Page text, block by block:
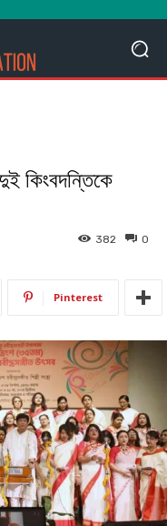
কিংবদন্তিকে
0
382
Pinterest